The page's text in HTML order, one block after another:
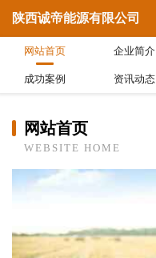
陕西诚帝能源有限公司
网站首页 企业简介
成功案例 资讯动态
网站首页
WEBSITE HOME